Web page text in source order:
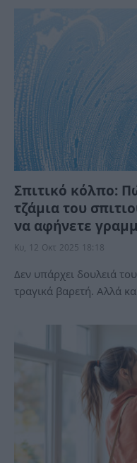
Σπιτικό κόλπο:
τζάμια του
να αφήνετε
Κυ, 12 Οκτ 2025 18:18
Δεν υπάρχει δουλειά
τραγικά βαρετή. Αλλά